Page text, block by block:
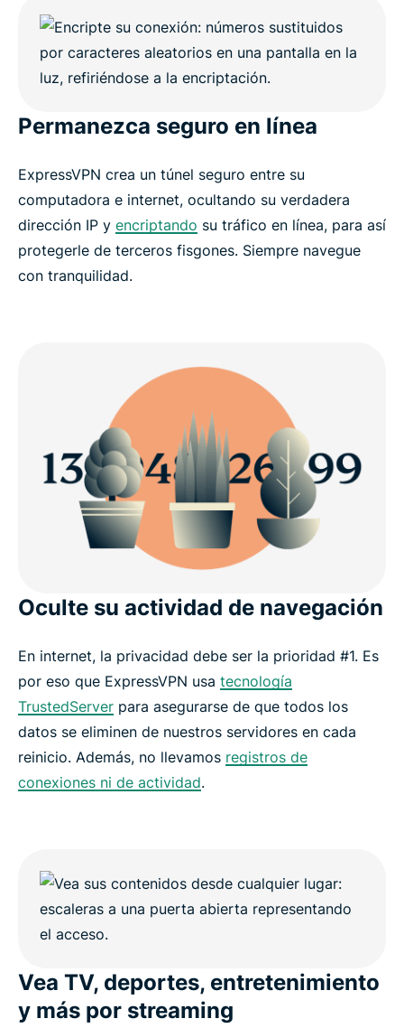
Permanezca seguro en línea
ExpressVPN crea un túnel seguro entre su
computadora e internet, ocultando su verdadera
dirección IP y encriptando su tráfico en línea, para así
protegerle de terceros fisgones. Siempre navegue
con tranquilidad.
Oculte su actividad de navegación
En internet, la privacidad debe ser la prioridad #1. Es
por eso que ExpressVPN usa tecnología
TrustedServer para asegurarse de que todos los
datos se eliminen de nuestros servidores en cada
reinicio. Además, no llevamos registros de
conexiones ni de actividad.
Vea TV, deportes, entretenimiento
y más por streaming